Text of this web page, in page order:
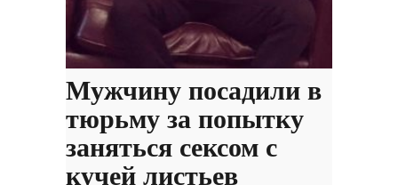
Мужчину посадили в
тюрьму за попытку
заняться сексом с
кучей листьев